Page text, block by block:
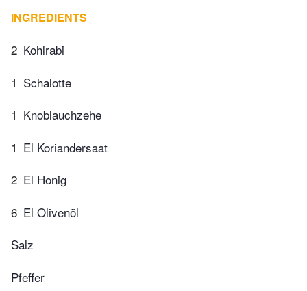
INGREDIENTS
2 Kohlrabi
1 Schalotte
1 Knoblauchzehe
1 El Koriandersaat
2 El Honig
6 El Olivenöl
Salz
Pfeffer